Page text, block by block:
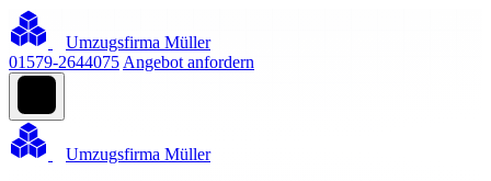
Umzugsfirma Müller
01579-2644075 Angebot anfordern
Umzugsfirma Müller